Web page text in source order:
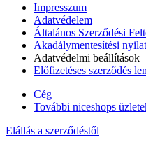
Impresszum
Adatvédelem
Általános Szerződési
Akadálymentesítési
Adatvédelmi beállítások
Előfizetéses szerződés
Cég
További niceshops
Elállás a szerződéstől